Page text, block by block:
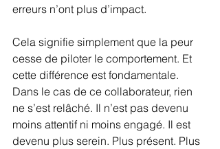
erreurs n’ont plus d’impact.
Cela signifie simplement que la peur
cesse de piloter le comportement. Et
cette différence est fondamentale.
Dans le cas de ce collaborateur, rien
ne s’est relâché. Il n’est pas devenu
moins attentif ni moins engagé. Il est
devenu plus serein. Plus présent. Plus